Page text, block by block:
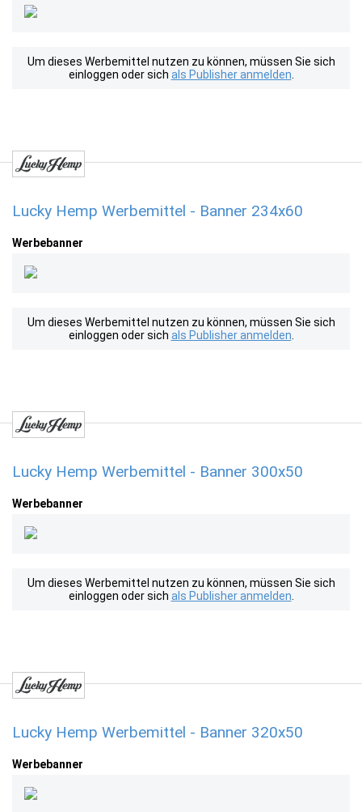
Um dieses Werbemittel nutzen zu können, müssen Sie sich
einloggen oder sich als Publisher anmelden
Lucky Hemp Werbemittel - Banner 234x60
Werbebanner
Um dieses Werbemittel nutzen zu können, müssen Sie sich
einloggen oder sich als Publisher anmelden
Lucky Hemp Werbemittel - Banner 300x50
Werbebanner
Um dieses Werbemittel nutzen zu können, müssen Sie sich
einloggen oder sich als Publisher anmelden
Lucky Hemp Werbemittel - Banner 320x50
Werbebanner